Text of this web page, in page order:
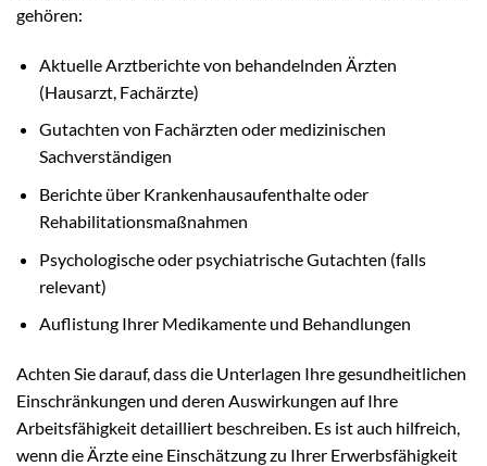
gehören:
Aktuelle Arztberichte von behandelnden Ärzten
(Hausarzt, Fachärzte)
Gutachten von Fachärzten oder medizinischen
Sachverständigen
Berichte über Krankenhausaufenthalte oder
Rehabilitationsmaßnahmen
Psychologische oder psychiatrische Gutachten (falls
relevant)
Auflistung Ihrer Medikamente und Behandlungen
Achten Sie darauf, dass die Unterlagen Ihre gesundheitlichen
Einschränkungen und deren Auswirkungen auf Ihre
Arbeitsfähigkeit detailliert beschreiben. Es ist auch hilfreich,
wenn die Ärzte eine Einschätzung zu Ihrer Erwerbsfähigkeit